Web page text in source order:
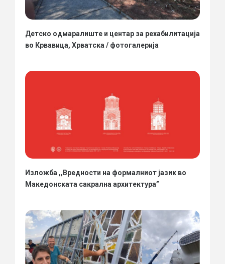
Детско одмаралиште и центар за рехабилитација
во Крвавица, Хрватска / фотогалерија
Изложба ,,Вредности на формалниот јазик во
Македонската сакрална архитектура”